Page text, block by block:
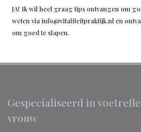
JA! Ik wil heel graag tips ontvangen om
weten via info@vitaliteitpraktijk.nl en
om goed te slapen.
Gespecialiseerd in
vrouw